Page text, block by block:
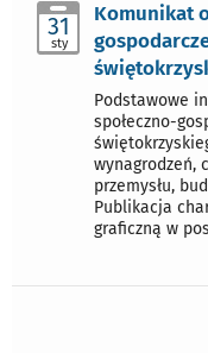
31
sty
Komunikat
Podstawowe
społeczno-
wynagrodzeń,
przemysłu,
Publikacja
graficzną w